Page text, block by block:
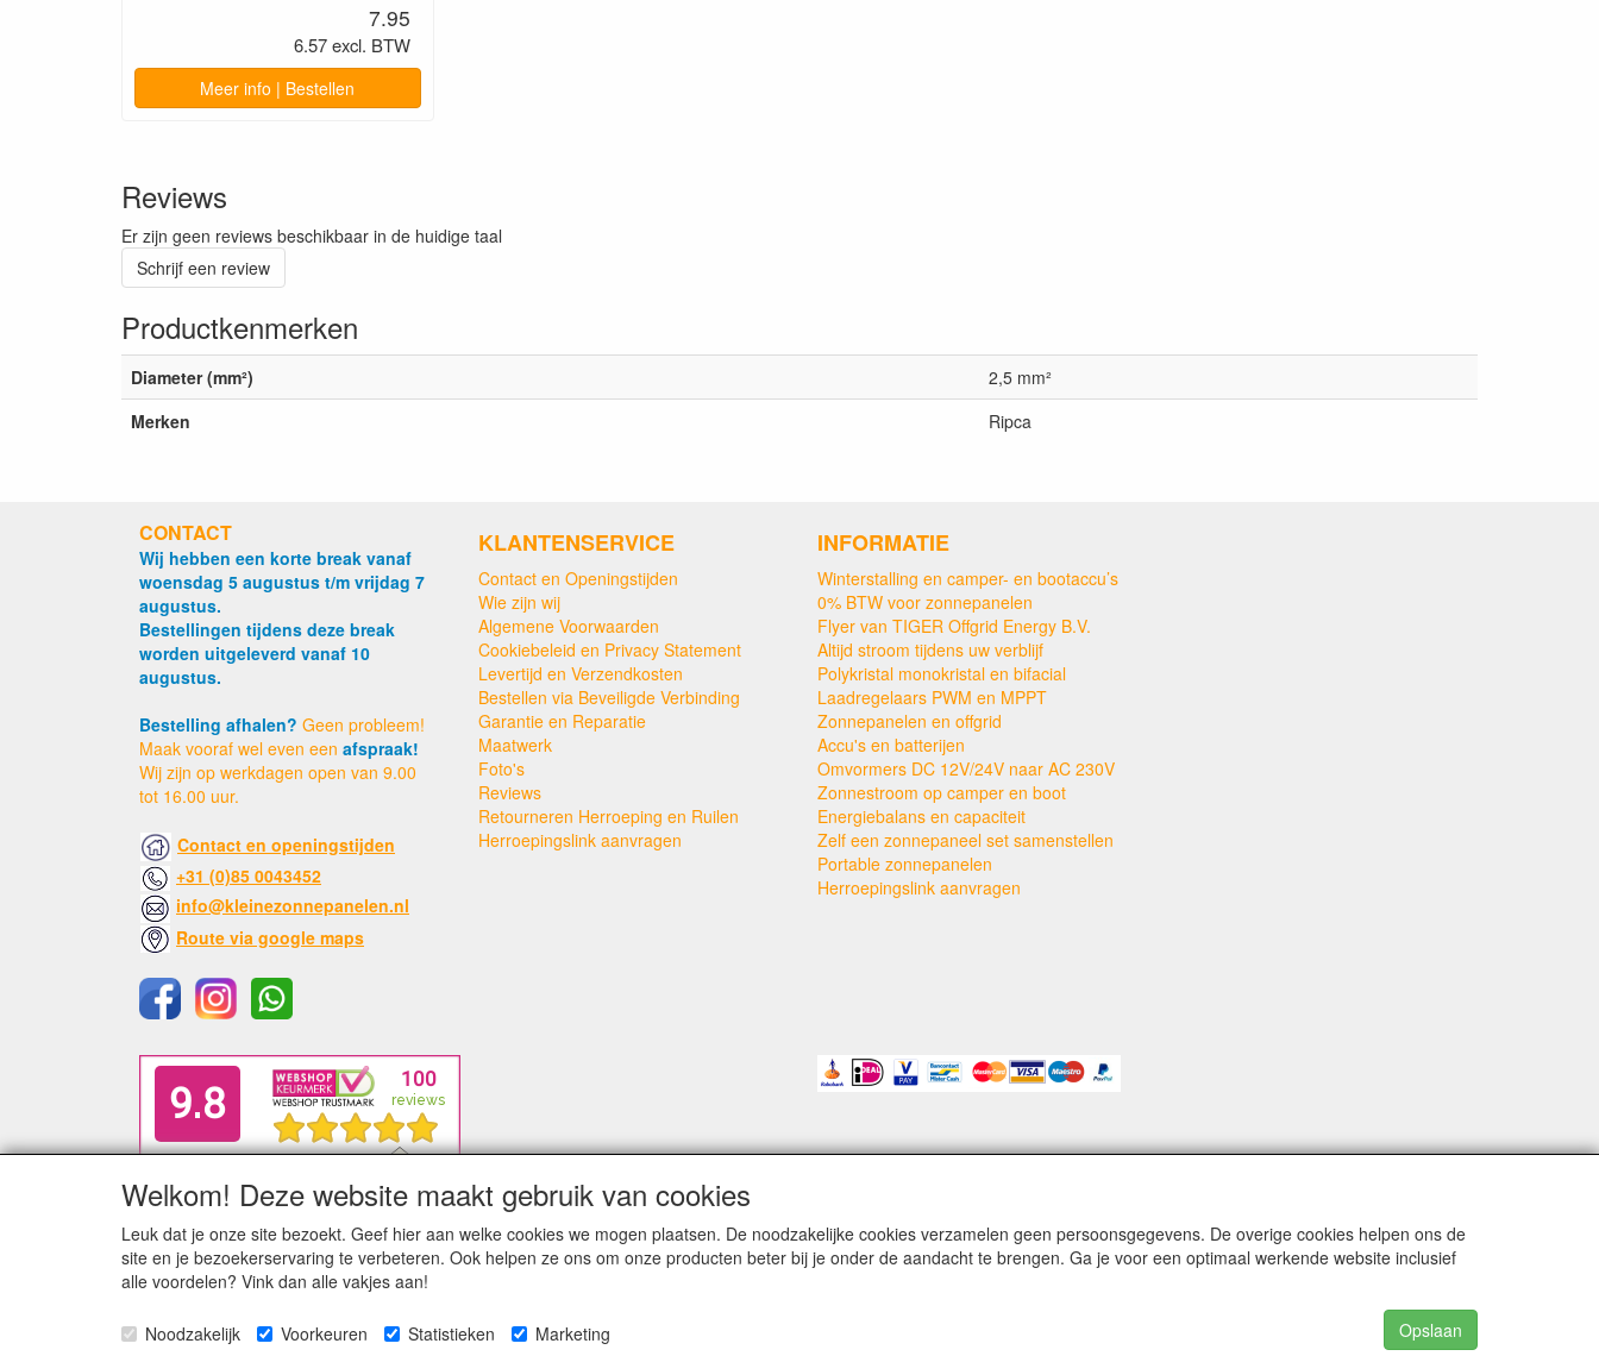
7.95
6.57 excl. BTW
Meer info | Bestellen
Reviews
Er zijn geen reviews beschikbaar in de huidige taal
Schrijf een review
Productkenmerken
Diameter (mm²)
2,5 mm²
Merken
Ripca
CONTACT
Wij hebben een korte break vanaf
woensdag 5 augustus t/m vrijdag 7
augustus.
Bestellingen tijdens deze break
worden uitgeleverd vanaf 10
augustus.
Bestelling afhalen? Geen probleem!
Maak vooraf wel even een afspraak!
Wij zijn op werkdagen open van 9.00
tot 16.00 uur.
Contact en openingstijden
+31 (0)85 0043452
info@kleinezonnepanelen.nl
Route via google maps
KLANTENSERVICE
Contact en Openingstijden
Wie zijn wij
Algemene Voorwaarden
Cookiebeleid en Privacy Statement
Levertijd en Verzendkosten
Bestellen via Beveiligde Verbinding
Garantie en Reparatie
Maatwerk
Foto's
Reviews
Retourneren Herroeping en Ruilen
Herroepingslink aanvragen
INFORMATIE
Winterstalling en camper- en bootaccu’s
0% BTW voor zonnepanelen
Flyer van TIGER Offgrid Energy B.V.
Altijd stroom tijdens uw verblijf
Polykristal monokristal en bifacial
Laadregelaars PWM en MPPT
Zonnepanelen en offgrid
Accu's en batterijen
Omvormers DC 12V/24V naar AC 230V
Zonnestroom op camper en boot
Energiebalans en capaciteit
Zelf een zonnepaneel set samenstellen
Portable zonnepanelen
Herroepingslink aanvragen
kleinezonnepanelen.nl | TIGER Offgrid Energy B.V. ©2012-©2026
Welkom! Deze website maakt gebruik van cookies
Leuk dat je onze site bezoekt. Geef hier aan welke cookies we mogen plaatsen. De noodzakelijke cookies verzamelen geen persoonsgegevens. De overige cookies helpen ons de
site en je bezoekerservaring te verbeteren. Ook helpen ze ons om onze producten beter bij je onder de aandacht te brengen. Ga je voor een optimaal werkende website inclusief
alle voordelen? Vink dan alle vakjes aan!
Noodzakelijk Voorkeuren Statistieken Marketing Opslaan